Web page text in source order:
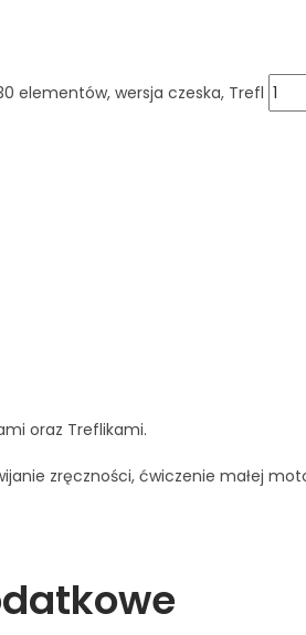
elementów, wersja czeska, Trefl
oraz Treflikami.
zręczności, ćwiczenie małej